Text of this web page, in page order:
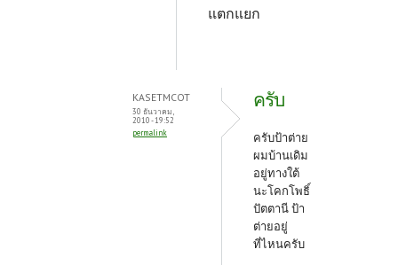
แตกแยก
KASETMCOT
30 ธันวาคม,
2010 - 19:52
permalink
ครับ
ครับป้าต่าย
ผมบ้านเดิม
อยู่ทางใต้
นะโคกโพธิ์
ปัตตานี ป้า
ต่ายอยู่
ที่ไหนครับ